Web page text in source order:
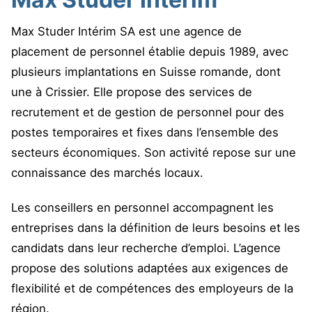
Max Studer Intérim SA est une agence de
placement de personnel établie depuis 1989, avec
plusieurs implantations en Suisse romande, dont
une à Crissier. Elle propose des services de
recrutement et de gestion de personnel pour des
postes temporaires et fixes dans l’ensemble des
secteurs économiques. Son activité repose sur une
connaissance des marchés locaux.
Les conseillers en personnel accompagnent les
entreprises dans la définition de leurs besoins et les
candidats dans leur recherche d’emploi. L’agence
propose des solutions adaptées aux exigences de
flexibilité et de compétences des employeurs de la
région.